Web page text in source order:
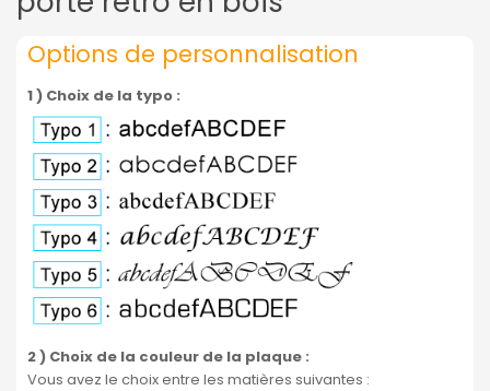
Options de personnalisation
1 ) Choix de la typo :
2 ) Choix de la couleur de la plaque :
Vous avez le choix entre les matières suivantes :